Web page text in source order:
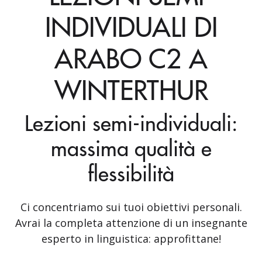
INDIVIDUALI DI
ARABO C2 A
WINTERTHUR
Lezioni semi-individuali:
massima qualità e
flessibilità
Ci concentriamo sui tuoi obiettivi personali.
Avrai la completa attenzione di un insegnante
esperto in linguistica: approfittane!